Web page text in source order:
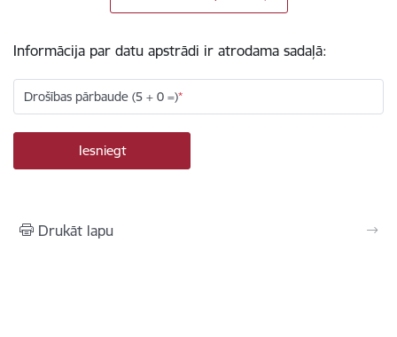
Informācija par datu apstrādi ir atrodama sadaļā:
Drošības pārbaude (5 + 0 =)
Drukāt lapu